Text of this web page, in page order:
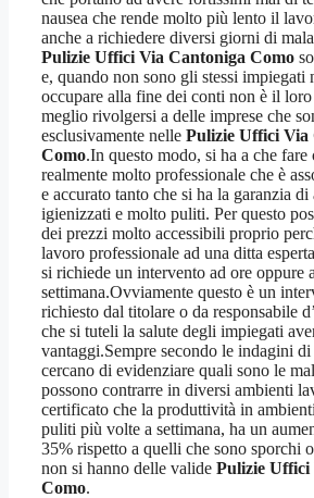
nausea che rende molto più lento il
anche a richiedere diversi giorni di
Pulizie Uffici Via Cantoniga Como
e, quando non sono gli stessi impiegati
occupare alla fine dei conti non è il
meglio rivolgersi a delle imprese che
esclusivamente nelle Pulizie Uffici Via
Como.In questo modo, si ha a che
realmente molto professionale che è
e accurato tanto che si ha la garanzia
igienizzati e molto puliti. Per questo
dei prezzi molto accessibili proprio
lavoro professionale ad una ditta
si richiede un intervento ad ore oppure a
settimana.Ovviamente questo è un
richiesto dal titolare o da responsabile
che si tuteli la salute degli impiegati
vantaggi.Sempre secondo le indagini di
cercano di evidenziare quali sono le
possono contrarre in diversi ambienti
certificato che la produttività in
puliti più volte a settimana, ha un
35% rispetto a quelli che sono sporchi
non si hanno delle valide Pulizie Uffici
Como.